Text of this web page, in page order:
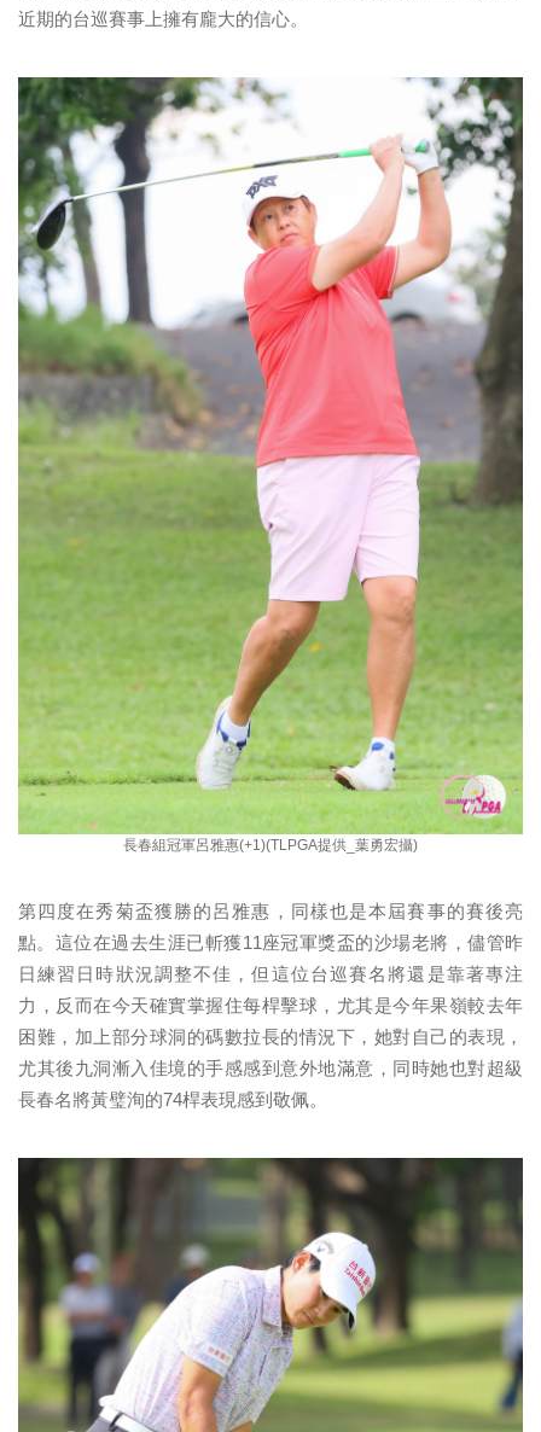
近期的台巡賽事上擁有龐大的信心。
長春組冠軍呂雅惠(+1)(TLPGA提供_葉勇宏攝)
第四度在秀菊盃獲勝的呂雅惠，同樣也是本屆賽事的賽後亮
點。這位在過去生涯已斬獲11座冠軍獎盃的沙場老將，儘管昨
日練習日時狀況調整不佳，但這位台巡賽名將還是靠著專注
力，反而在今天確實掌握住每桿擊球，尤其是今年果嶺較去年
困難，加上部分球洞的碼數拉長的情況下，她對自己的表現，
尤其後九洞漸入佳境的手感感到意外地滿意，同時她也對超級
長春名將黃璧洵的74桿表現感到敬佩。